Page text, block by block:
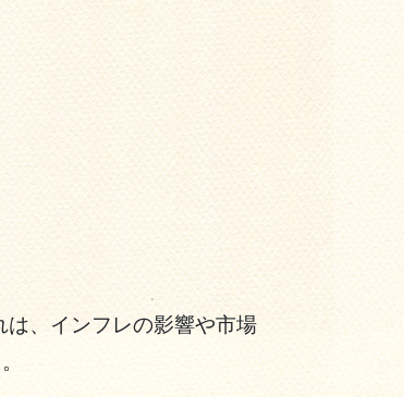
は、インフレの影響や市場